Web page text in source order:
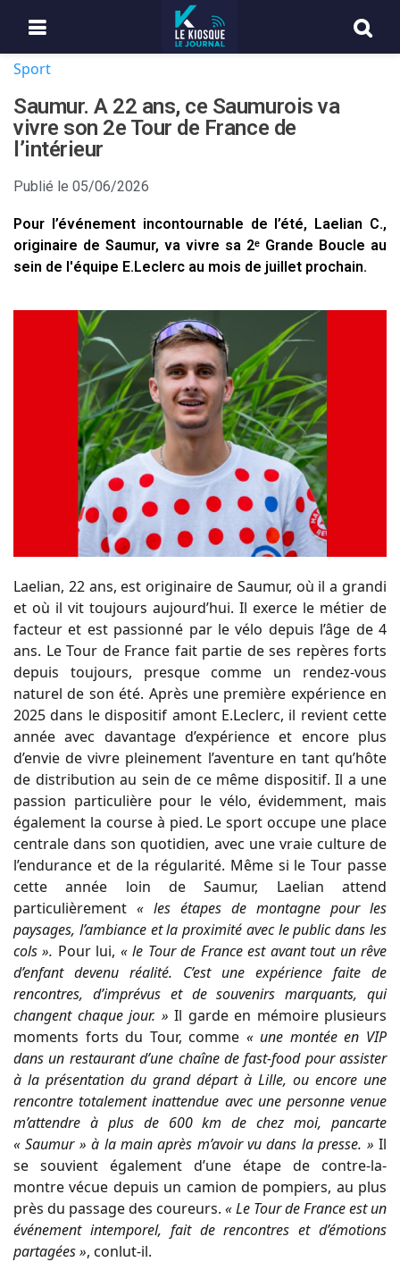
Sport
Saumur. A 22 ans, ce Saumurois va
vivre son 2e Tour de France de
l’intérieur
Publié le 05/06/2026
Pour l’événement incontournable de l’été, Laelian C.,
originaire de Saumur, va vivre sa 2ᵉ Grande Boucle au
sein de l'équipe E.Leclerc au mois de juillet prochain.
Laelian, 22 ans, est originaire de Saumur, où il a grandi
et où il vit toujours aujourd’hui. Il exerce le métier de
facteur et est passionné par le vélo depuis l’âge de 4
ans. Le Tour de France fait partie de ses repères forts
depuis toujours, presque comme un rendez-vous
naturel de son été. Après une première expérience en
2025 dans le dispositif amont E.Leclerc, il revient cette
année avec davantage d’expérience et encore plus
d’envie de vivre pleinement l’aventure en tant qu’hôte
de distribution au sein de ce même dispositif. Il a une
passion particulière pour le vélo, évidemment, mais
également la course à pied. Le sport occupe une place
centrale dans son quotidien, avec une vraie culture de
l’endurance et de la régularité. Même si le Tour passe
cette année loin de Saumur, Laelian attend
particulièrement « les étapes de montagne pour les
paysages, l’ambiance et la proximité avec le public dans les
cols ». Pour lui, « le Tour de France est avant tout un rêve
d’enfant devenu réalité. C’est une expérience faite de
rencontres, d’imprévus et de souvenirs marquants, qui
changent chaque jour. » Il garde en mémoire plusieurs
moments forts du Tour, comme « une montée en VIP
dans un restaurant d’une chaîne de fast-food pour assister
à la présentation du grand départ à Lille, ou encore une
rencontre totalement inattendue avec une personne venue
m’attendre à plus de 600 km de chez moi, pancarte
« Saumur » à la main après m’avoir vu dans la presse. » Il
se souvient également d’une étape de contre-la-
montre vécue depuis un camion de pompiers, au plus
près du passage des coureurs. « Le Tour de France est un
événement intemporel, fait de rencontres et d’émotions
partagées », conlut-il.